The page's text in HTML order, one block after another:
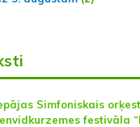
Simfoniskais
festivāla